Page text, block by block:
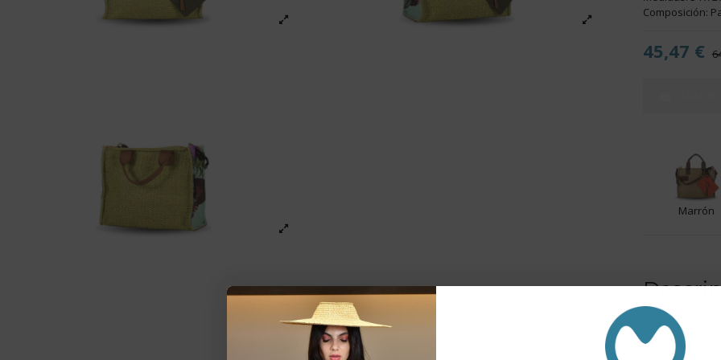
Composición:
45,47 €
Marrón
-